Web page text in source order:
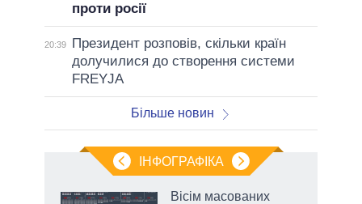
проти росії
20:39
Президент розповів, скільки країн
долучилися до створення системи
FREYJA
Більше новин
ІНФОГРАФІКА
Вісім масованих